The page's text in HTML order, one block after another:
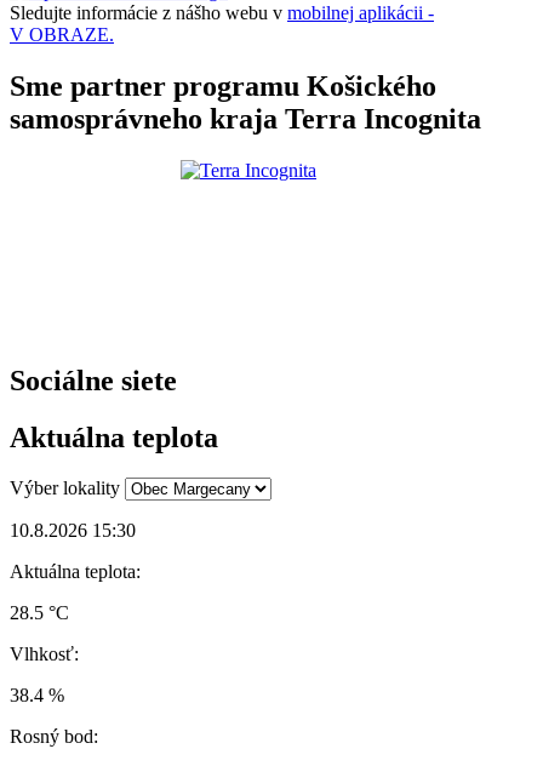
Sledujte informácie z nášho webu v mobilnej aplikácii -
V OBRAZE.
Sme partner programu Košického
samosprávneho kraja Terra Incognita
Sociálne siete
Aktuálna teplota
Výber lokality
10.8.2026 15:30
Aktuálna teplota:
28.5 °C
Vlhkosť:
38.4 %
Rosný bod: